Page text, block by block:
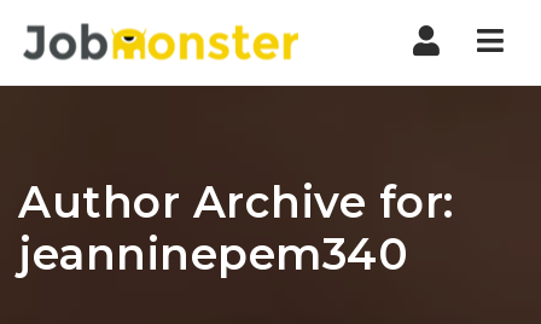
Author Archive for:
jeanninepem340